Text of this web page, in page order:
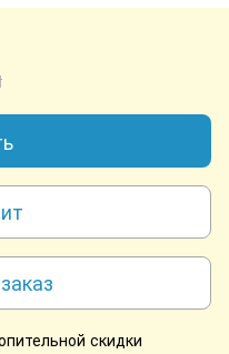
скидки